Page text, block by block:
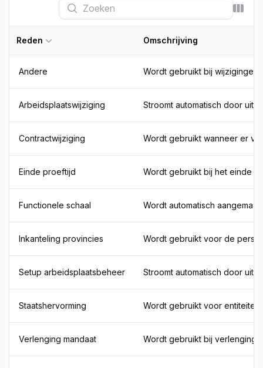
Zoeken
Reden Omschrijving
Andere Wordt gebruikt bij
Arbeidsplaatswijziging Stroomt automatisch door uit
Contractwijziging Wordt gebruikt wanneer er
Einde proeftijd Wordt gebruikt bij het einde
Functionele schaal Wordt automatisch
Inkanteling provincies Wordt gebruikt voor de
Setup arbeidsplaatsbeheer Stroomt automatisch door uit
Staatshervorming Wordt gebruikt voor
Verlenging mandaat Wordt gebruikt bij verlenging